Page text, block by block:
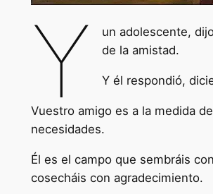
Y
un adolescente,
de la amistad.
Y él respondió,
Vuestro amigo es a la medida
necesidades.
Él es el campo que sembráis
cosecháis con agradecimiento.